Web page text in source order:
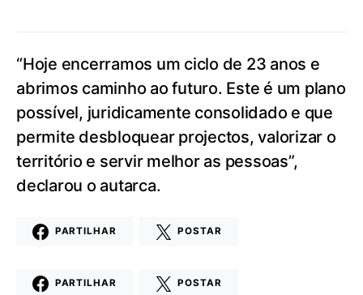
“Hoje encerramos um ciclo de 23 anos e
abrimos caminho ao futuro. Este é um plano
possível, juridicamente consolidado e que
permite desbloquear projectos, valorizar o
território e servir melhor as pessoas”,
declarou o autarca.
PARTILHAR POSTAR
PARTILHAR POSTAR